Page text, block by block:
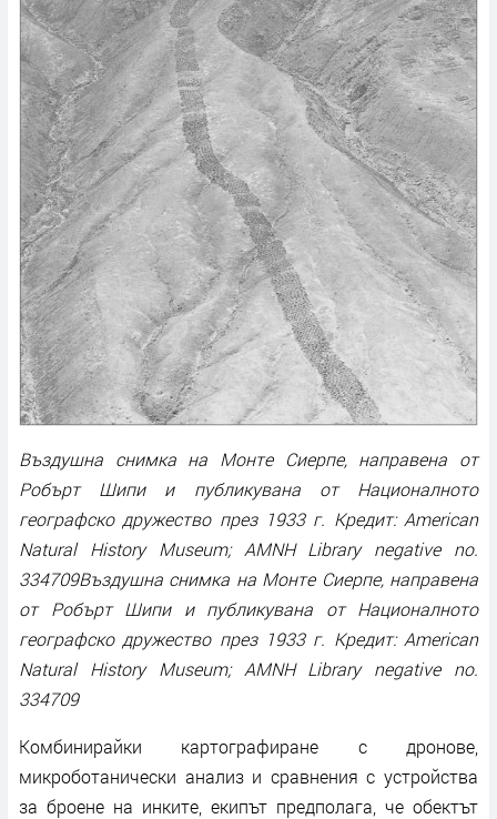
Въздушна снимка на Монте Сиерпе, направена от
Робърт Шипи и публикувана от Националното
географско дружество през 1933 г. Кредит: American
Natural History Museum; AMNH Library negative no.
334709Въздушна снимка на Монте Сиерпе, направена
от Робърт Шипи и публикувана от Националното
географско дружество през 1933 г. Кредит: American
Natural History Museum; AMNH Library negative no.
334709
Комбинирайки картографиране с дронове,
микроботанически анализ и сравнения с устройства
за броене на инките, екипът предполага, че обектът